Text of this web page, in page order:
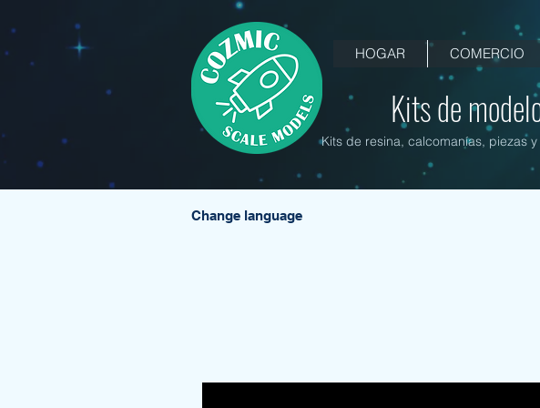
HOGAR COMERCIO
Kits de
Kits de resina, calcomanías, piezas
Change language